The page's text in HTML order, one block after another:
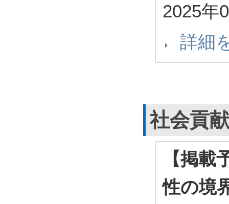
2025年
詳細
社会貢
【掲
性の境